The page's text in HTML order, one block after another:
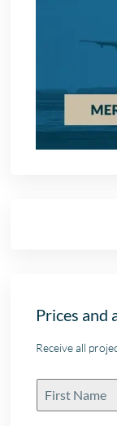
Prices and
Receive all